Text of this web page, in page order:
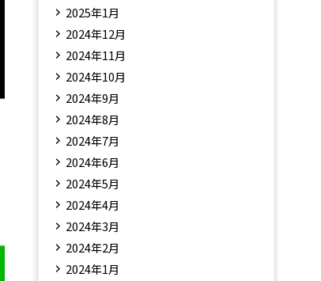
2025年1月
2024年12月
2024年11月
2024年10月
2024年9月
2024年8月
2024年7月
2024年6月
2024年5月
2024年4月
2024年3月
2024年2月
2024年1月